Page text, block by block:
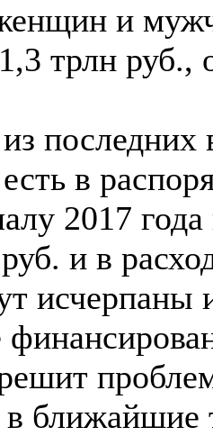
и
трлн руб.,
последних
в
2017
и в
ближайшие